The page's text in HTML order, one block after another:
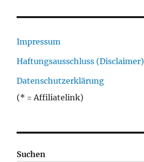
Impressum
Haftungsausschluss (Disclaimer)
Datenschutzerklärung
(* = Affiliatelink)
Suchen